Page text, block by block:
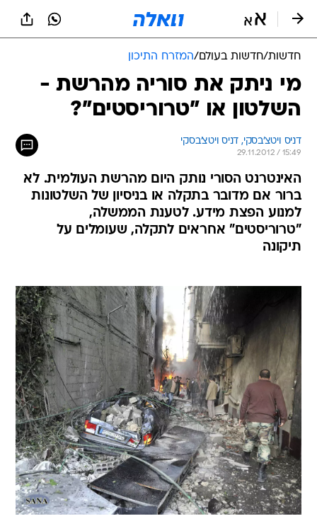
חדשות/חדשות בעולם/המזרח התיכון
מי ניתק את סוריה מהרשת -
השלטון או "טרוריסטים"?
דניס ויטצ'בסקי, דניס ויטצ'בסקי
29.11.2012 / 15:49
האינטרנט הסורי נותק היום מהרשת העולמית. לא
ברור אם מדובר בתקלה או בניסיון של השלטונות
למנוע הפצת מידע. לטענת הממשלה,
"טרוריסטים" אחראים לתקלה, שעומלים על
תיקונה